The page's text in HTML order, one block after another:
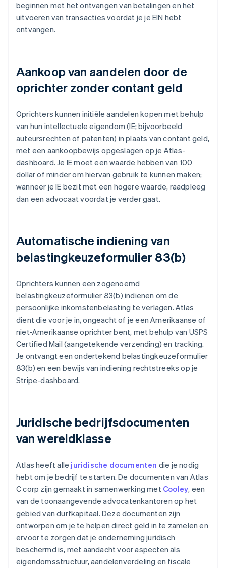
beginnen met het ontvangen van betalingen en het
uitvoeren van transacties voordat je je EIN hebt
ontvangen.
Aankoop van aandelen door de
oprichter zonder contant geld
Oprichters kunnen initiële aandelen kopen met behulp
van hun intellectuele eigendom (IE; bijvoorbeeld
auteursrechten of patenten) in plaats van contant geld,
met een aankoopbewijs opgeslagen op je Atlas-
dashboard. Je IE moet een waarde hebben van 100
dollar of minder om hiervan gebruik te kunnen maken;
wanneer je IE bezit met een hogere waarde, raadpleeg
dan een advocaat voordat je verder gaat.
Automatische indiening van
belastingkeuzeformulier 83(b)
Oprichters kunnen een zogenoemd
belastingkeuzeformulier 83(b) indienen om de
persoonlijke inkomstenbelasting te verlagen. Atlas
dient die voor je in, ongeacht of je een Amerikaanse of
niet-Amerikaanse oprichter bent, met behulp van USPS
Certified Mail (aangetekende verzending) en tracking.
Je ontvangt een ondertekend belastingkeuzeformulier
83(b) en een bewijs van indiening rechtstreeks op je
Stripe-dashboard.
Juridische bedrijfsdocumenten
van wereldklasse
Atlas heeft alle juridische documenten die je nodig
hebt om je bedrijf te starten. De documenten van Atlas
C corp zijn gemaakt in samenwerking met Cooley, een
van de toonaangevende advocatenkantoren op het
gebied van durfkapitaal. Deze documenten zijn
ontworpen om je te helpen direct geld in te zamelen en
ervoor te zorgen dat je onderneming juridisch
beschermd is, met aandacht voor aspecten als
eigendomsstructuur, aandelenverdeling en fiscale